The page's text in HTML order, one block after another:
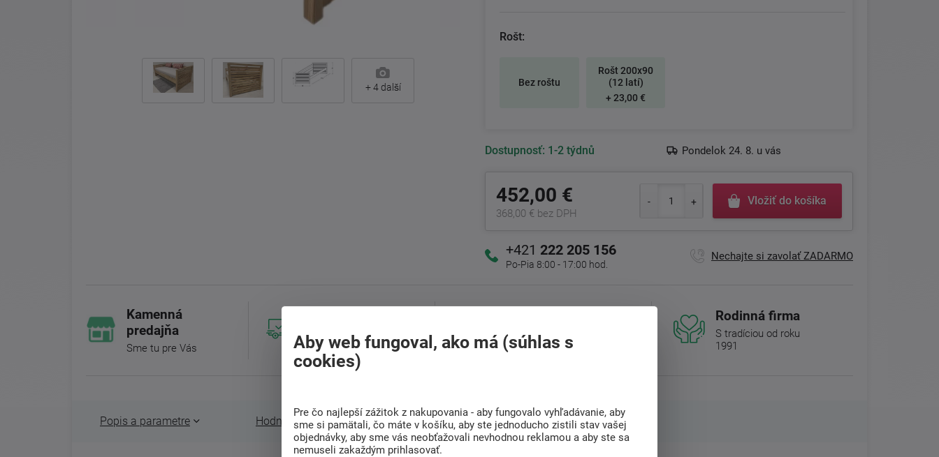
+4další
Rošt:
Bez roštu
Rošt 200x90
(12 latí)
+ 23,00 €
Dostupnosť: 1-2 týdnů Pondelok 24. 8. u vás
452,00 €
368,00 € bez DPH
Vložiť do košíka
+421 222 205 156
Po-Pia 8:00 - 17:00 hod.
Nechajte si zavolať ZADARMO
Kamenná
predajňa
Sme tu pre Vás Pri nákupe nad 301 Eur
výberom
Nájdite vhodný matrac
Rodinná firma
S tradíciou od roku
1991
Popis a parametre Hodnotenie (0) Súvisiaci tovar (4)
Aby web fungoval, ako má (súhlas s
cookies)
Pre čo najlepší zážitok z nakupovania - aby fungovalo vyhľadávanie, aby
sme si pamätali, čo máte v košíku, aby ste jednoducho zistili stav vašej
objednávky, aby sme vás neobťažovali nevhodnou reklamou a aby ste sa
nemuseli zakaždým prihlasovať.